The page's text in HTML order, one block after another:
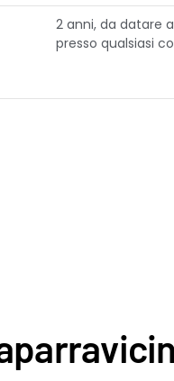
2 anni, da datare
presso qualsiasi